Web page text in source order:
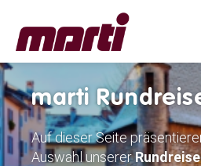
marti
Auf dieser Seite
Auswahl unserer